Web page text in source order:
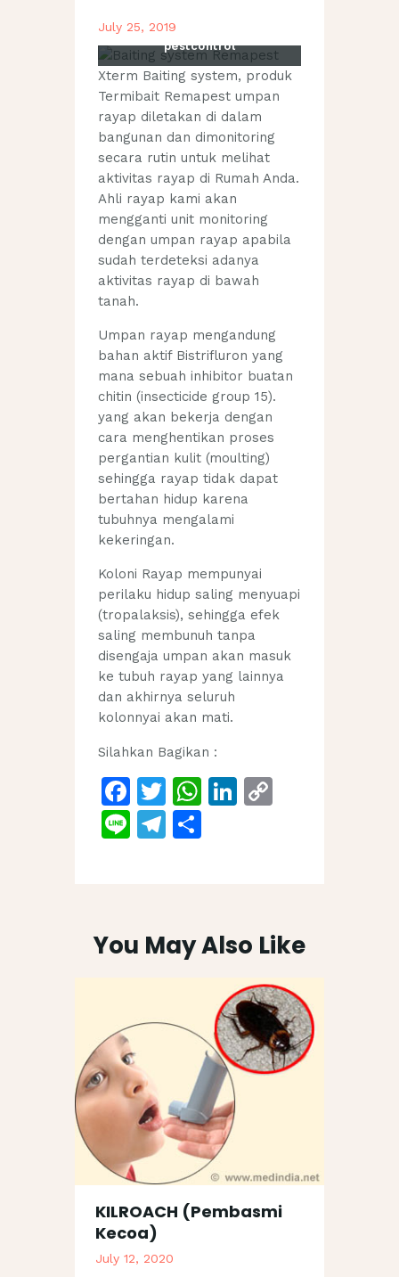
July 25, 2019
akan mati. Panggil jasa
pestcontrol
Xterm Baiting system, produk
Termibait Remapest umpan
rayap diletakan di dalam
bangunan dan dimonitoring
secara rutin untuk melihat
aktivitas rayap di Rumah Anda.
Ahli rayap kami akan
mengganti unit monitoring
dengan umpan rayap apabila
sudah terdeteksi adanya
aktivitas rayap di bawah
tanah.
Umpan rayap mengandung
bahan aktif Bistrifluron yang
mana sebuah inhibitor buatan
chitin (insecticide group 15).
yang akan bekerja dengan
cara menghentikan proses
pergantian kulit (moulting)
sehingga rayap tidak dapat
bertahan hidup karena
tubuhnya mengalami
kekeringan.
Koloni Rayap mempunyai
perilaku hidup saling menyuapi
(tropalaksis), sehingga efek
saling membunuh tanpa
disengaja umpan akan masuk
ke tubuh rayap yang lainnya
dan akhirnya seluruh
kolonnyai akan mati.
Silahkan Bagikan :
F
a
c
o
o
T
w
itt
W
p
p
Li
n
n
k
Li
T
a
m
You May Also Like
KILROACH (Pembasmi
Kecoa)
July 12, 2020